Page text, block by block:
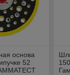
основа
52